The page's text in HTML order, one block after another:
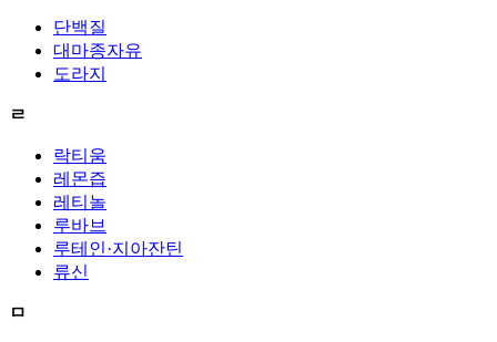
단백질
대마종자유
도라지
ㄹ
락티움
레몬즙
레티놀
루바브
루테인·지아잔틴
류신
ㅁ